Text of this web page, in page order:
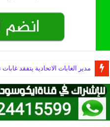
مدير الغابات الاتحادية يتفقد